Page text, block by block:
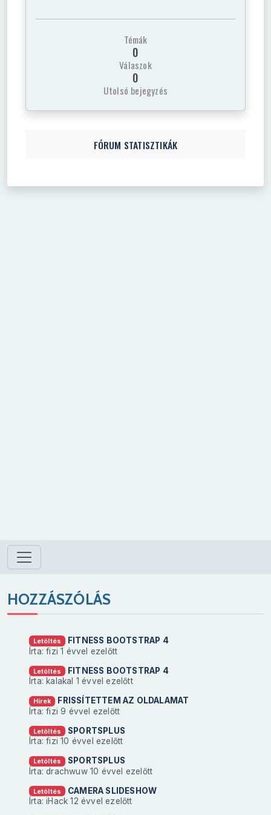
Témák
0
Válaszok
0
Utolsó bejegyzés
FÓRUM STATISZTIKÁK
HOZZÁSZÓLÁS
Letöltés
FITNESS BOOTSTRAP 4
Írta: fizi1 évvel ezelőtt
Letöltés
FITNESS BOOTSTRAP 4
Írta: kalakal 1 évvel ezelőtt
Hírek
FRISSÍTETTEM AZ OLDALAMAT
Írta: fizi9 évvel ezelőtt
Letöltés
SPORTSPLUS
Írta: fizi10 évvel ezelőtt
Letöltés
SPORTSPLUS
Írta: drachwuw 10 évvel ezelőtt
Letöltés
CAMERA SLIDESHOW
Írta: iHack12 évvel ezelőtt